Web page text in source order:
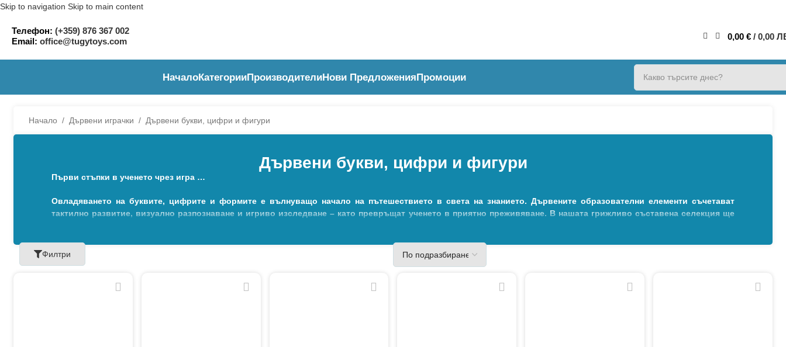
Skip to navigation Skip to main content
Телефон: (+359) 876 367 002
Email: office@tugytoys.com 0,00 € / 0,00
НачалоКатегорииПроизводителиНови ПредложенияПромоции
Начало / Дървени играчки / Дървени букви, цифри и фигури
Дървени букви, цифри и фигури
Първи стъпки в ученето чрез игра …
Овладяването на буквите, цифрите и формите е вълнуващо начало на пътешествието в света на знанието. Дървените образователни елементи съчетават
тактилно развитие, визуално разпознаване и игриво изследване – като превръщат ученето в приятно преживяване. В нашата грижливо съставена селекция ще
придружени от кутии за съхранение, пъзел дъски, шаблони или дървени табла за сортиране. Изработени са от висококачествено дърво, боядисано с безвредни
бои и с гладки ръбове – идеални за малките ръчички.
Филтри